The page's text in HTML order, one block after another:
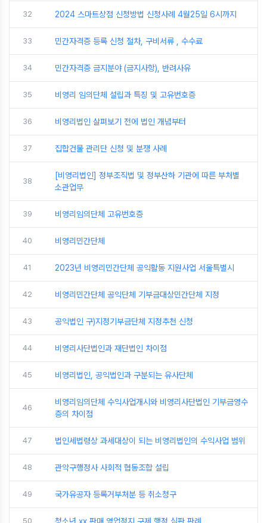
32 2024 스마트상점 신청방법 신청사례 4월25일 6시까지
33 민간자격증 등록 신청 절차, 구비서류 , 수수료
34 민간자격증 금지분야 (금지사항), 반려사유
35 비영리 임의단체 설립과 특징 및 고유번호증
36 비영리법인 살펴보기 전에 법인 개념부터
37 집합건물 관리단 신청 및 분쟁 사례
38
[비영리법인] 정부조직법 및 정부산하 기관에 따른 부처별
소관업무
39 비영리임의단체 고유번호증
40 비영리민간단체
41 2023년 비영리민간단체 공익활동 지원사업 서울특별시
42 비영리민간단체 공익단체 기부금대상민간단체 지정
43 공익법인 구)지정기부금단체 지정추천 신청
44 비영리사단법인과 재단법인 차이점
45 비영리법인, 공익법인과 구분되는 유사단체
46
비영리임의단체 수익사업개시와 비영리사단법인 기부금영수
증의 차이점
47 법인세법령상 과세대상이 되는 비영리법인의 수익사업 범위
48 관악구행정사 사회적 협동조합 설립
49 국가유공자 등록거부처분 등 취소청구
50